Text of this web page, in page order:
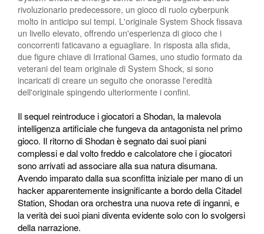
rivoluzionario predecessore, un gioco di ruolo cyberpunk
molto in anticipo sui tempi. L'originale System Shock fissava
un livello elevato, offrendo un'esperienza di gioco che i
concorrenti faticavano a eguagliare. In risposta alla sfida,
due figure chiave di Irrational Games, uno studio formato da
veterani del team originale di System Shock, si sono
incaricati di creare un seguito che onorasse l'eredità
dell'originale spingendo ulteriormente i confini.
Il sequel reintroduce i giocatori a Shodan, la malevola
intelligenza artificiale che fungeva da antagonista nel primo
gioco. Il ritorno di Shodan è segnato dai suoi piani
complessi e dal volto freddo e calcolatore che i giocatori
sono arrivati ad associare alla sua natura disumana.
Avendo imparato dalla sua sconfitta iniziale per mano di un
hacker apparentemente insignificante a bordo della Citadel
Station, Shodan ora orchestra una nuova rete di inganni, e
la verità dei suoi piani diventa evidente solo con lo svolgersi
della narrazione.